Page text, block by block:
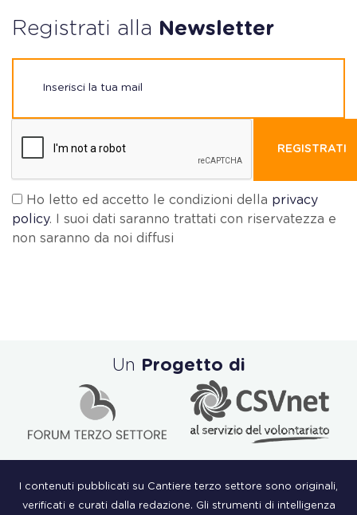
Registrati alla Newsletter
REGISTRATI
Ho letto ed accetto le condizioni della privacy
policy. I suoi dati saranno trattati con riservatezza e
non saranno da noi diffusi
Un Progetto di
I contenuti pubblicati su Cantiere terzo settore sono originali,
verificati e curati dalla redazione. Gli strumenti di intelligenza